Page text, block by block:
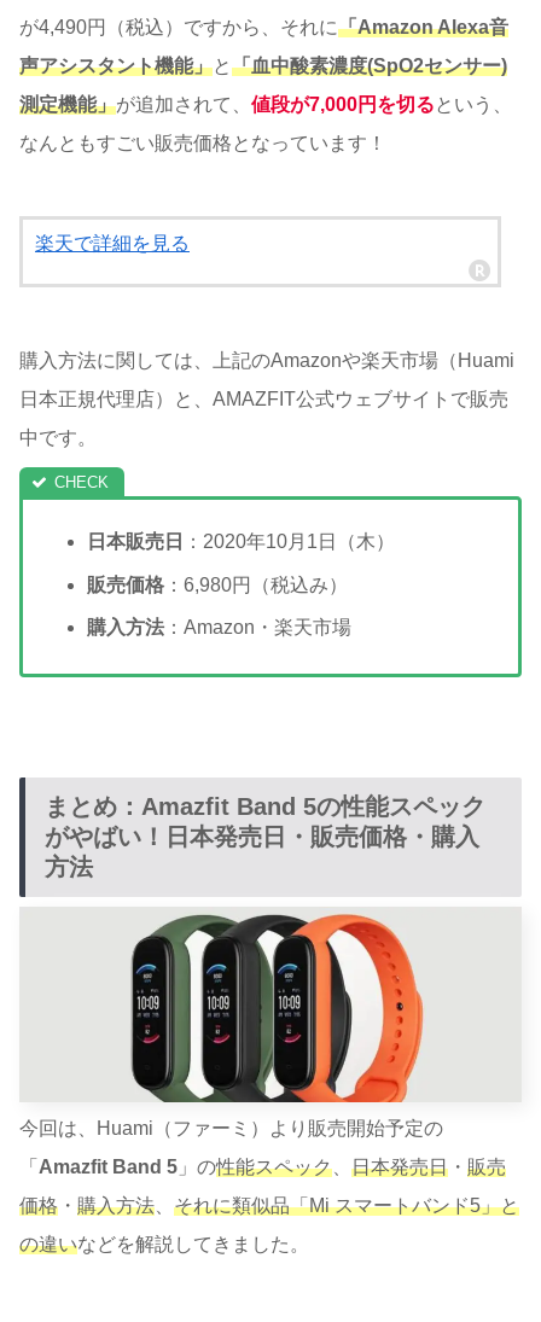
が4,490円（税込）ですから、それに「Amazon Alexa音
声アシスタント機能」と「血中酸素濃度(SpO2センサー)
測定機能」が追加されて、 値段が7,000円を切る という、
なんともすごい販売価格となっています！
楽天で詳細を見る
購入方法に関しては、上記のAmazonや楽天市場（Huami
日本正規代理店）と、AMAZFIT公式ウェブサイトで販売
中です。
日本販売日 ：2020年10月1日（木）
販売価格 ：6,980円（税込み）
購入方法 ：Amazon・楽天市場
まとめ：Amazfit Band 5の性能スペック
がやばい！日本発売日・販売価格・購入
方法
今回は、Huami（ファーミ）より販売開始予定の
「 Amazfit Band 5 」の性能スペック、 日本発売日 ・ 販売
価格 ・ 購入方法、 それに類似品「Mi スマートバンド5」と
の違いなどを解説してきました。